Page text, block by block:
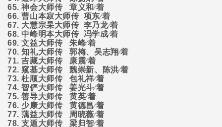
65.神会大师传
章义和∕着
66.曹山本寂大师传 项东∕着
67. 大慧宗杲大师传 李乃龙∕着
68. 中峰明本大师传
冯学成∕着
69.文益大师传
朱峰∕着
70.知礼大师传
郭梅、吴志翔∕着
71.吉藏大师传
康震∕着
72.窥基大师传
魏崇新、陈洪∕着
73.杜顺大师传
包礼祥∕着
74.智俨大师传
姜光斗∕着
75.善导大师传
黄英∕着
76. 少康大师传
黄德昌∕着
77.蕅益大师传
周晓薇∕着
78.支遁大师传
梁归智∕着